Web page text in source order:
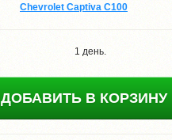
Chevrolet Captiva C100
1 день.
ДОБАВИТЬ В КОРЗИНУ